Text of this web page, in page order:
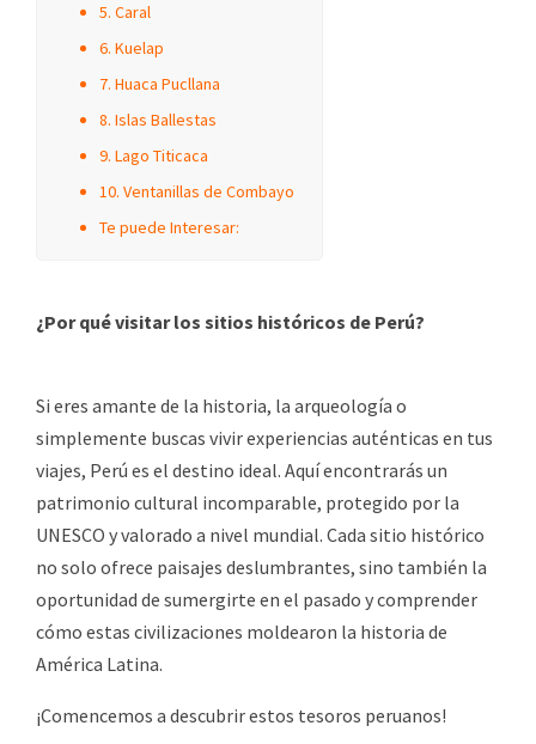
5. Caral
6. Kuelap
7. Huaca Pucllana
8. Islas Ballestas
9. Lago Titicaca
10. Ventanillas de Combayo
Te puede Interesar:
¿Por qué visitar los sitios históricos de Perú?
Si eres amante de la historia, la arqueología o
simplemente buscas vivir experiencias auténticas en tus
viajes, Perú es el destino ideal. Aquí encontrarás un
patrimonio cultural incomparable, protegido por la
UNESCO y valorado a nivel mundial. Cada sitio histórico
no solo ofrece paisajes deslumbrantes, sino también la
oportunidad de sumergirte en el pasado y comprender
cómo estas civilizaciones moldearon la historia de
América Latina.
¡Comencemos a descubrir estos tesoros peruanos!